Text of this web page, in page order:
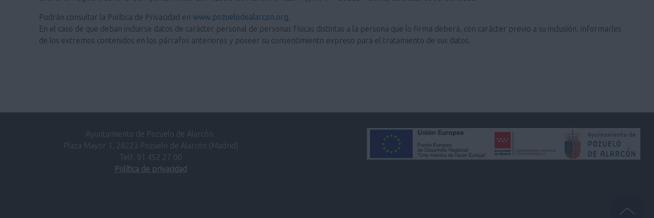
Podrán consultar la Política de Privacidad en www.pozuelodealarcon.org.
En el caso de que deban incluirse datos de carácter personal de personas físicas distintas a la persona que lo firma deberá, con carácter previo a su inclusión, informarles
de los extremos contenidos en los párrafos anteriores y poseer su consentimiento expreso para el tratamiento de sus datos.
Ayuntamiento de Pozuelo de Alarcón.
Plaza Mayor 1, 28223 Pozuelo de Alarcón (Madrid)
Telf. 91 452 27 00
Política de privacidad